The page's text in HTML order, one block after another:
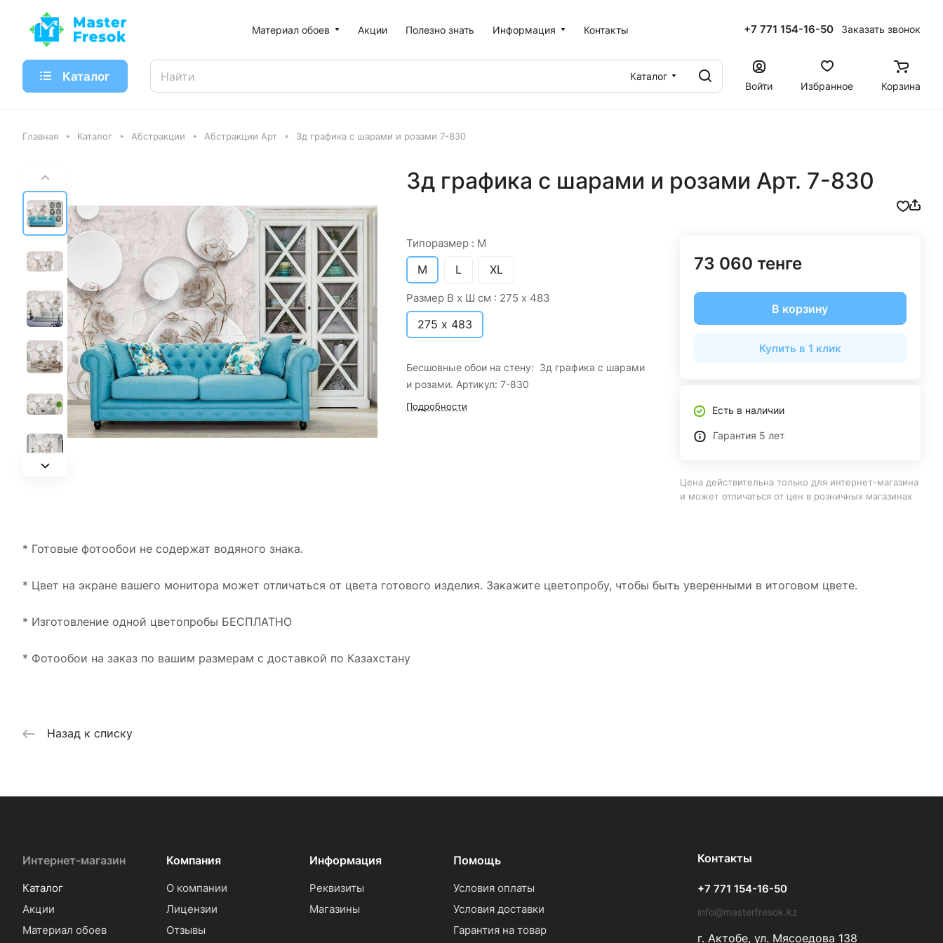
Материал обоев Акции Полезно знать Информация Контакты +7 771 154-16-50 Заказать звонок
Каталог
Каталог
Войти
Избранное Корзина
Главная Каталог Абстракции Абстракции Арт 3д графика с шарами и розами 7-830
3д графика с шарами и розами Арт. 7-830
Типоразмер : M
M L XL
Размер В х Ш см : 275 х 483
275 х 483
Бесшовные обои на стену: 3д графика с шарами
и розами. Артикул: 7-830
Подробности
73 060 тенге
В корзину
Купить в 1 клик
Есть в наличии
Гарантия 5 лет
Цена действительна только для интернет-магазина
и может отличаться от цен в розничных магазинах
* Готовые фотообои не содержат водяного знака.
* Цвет на экране вашего монитора может отличаться от цвета готового изделия. Закажите цветопробу, чтобы быть уверенными в итоговом цвете.
* Изготовление одной цветопробы БЕСПЛАТНО
* Фотообои на заказ по вашим размерам с доставкой по Казахстану
Назад к списку
Интернет-магазин
Каталог
Акции
Материал обоев
Компания
О компании
Лицензии
Отзывы
Информация
Реквизиты
Магазины
Помощь
Условия оплаты
Условия доставки
Гарантия на товар
Контакты
+7 771 154-16-50
info@masterfresok.kz
г. Актобе, ул. Мясоедова 138